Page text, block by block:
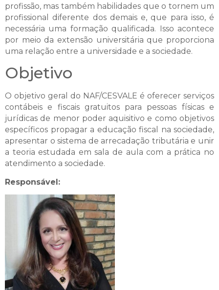
profissão, mas também habilidades que o tornem um
profissional diferente dos demais e, que para isso, é
necessária uma formação qualificada. Isso acontece
por meio da extensão universitária que proporciona
uma relação entre a universidade e a sociedade.
Objetivo
O objetivo geral do NAF/CESVALE é oferecer serviços
contábeis e fiscais gratuitos para pessoas físicas e
jurídicas de menor poder aquisitivo e como objetivos
específicos propagar a educação fiscal na sociedade,
apresentar o sistema de arrecadação tributária e unir
a teoria estudada em sala de aula com a prática no
atendimento a sociedade.
Responsável: